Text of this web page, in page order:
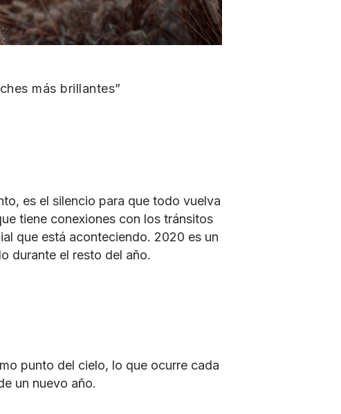
más brillantes”
es el silencio para que todo vuelva
tiene conexiones con los tránsitos
que está aconteciendo. 2020 es un
durante el resto del año.
punto del cielo, lo que ocurre cada
un nuevo año.